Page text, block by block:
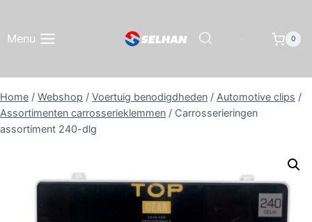
inhoud
Menu 0
Home / Webshop / Voertuig benodigdheden / Automotive clips /
Assortimenten carrosserieklemmen / Carrosserieringen
assortiment 240-dlg